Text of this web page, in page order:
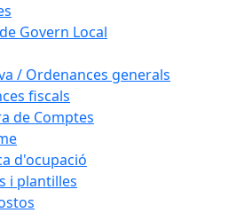
Govern Local
/ Ordenances generals
fiscals
de Comptes
d'ocupació
i plantilles